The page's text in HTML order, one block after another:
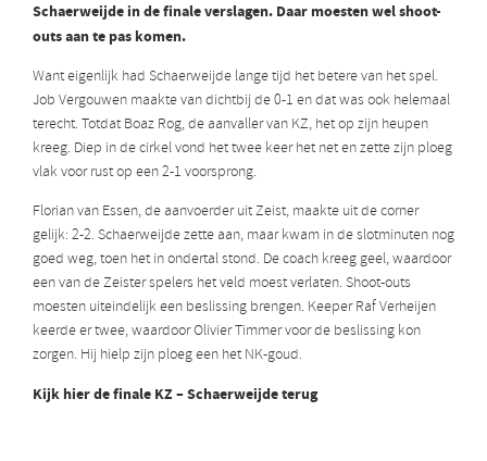
Schaerweijde in de finale verslagen. Daar moesten wel shoot-
outs aan te pas komen.
Want eigenlijk had Schaerweijde lange tijd het betere van het spel.
Job Vergouwen maakte van dichtbij de 0-1 en dat was ook helemaal
terecht. Totdat Boaz Rog, de aanvaller van KZ, het op zijn heupen
kreeg. Diep in de cirkel vond het twee keer het net en zette zijn ploeg
vlak voor rust op een 2-1 voorsprong.
Florian van Essen, de aanvoerder uit Zeist, maakte uit de corner
gelijk: 2-2. Schaerweijde zette aan, maar kwam in de slotminuten nog
goed weg, toen het in ondertal stond. De coach kreeg geel, waardoor
een van de Zeister spelers het veld moest verlaten. Shoot-outs
moesten uiteindelijk een beslissing brengen. Keeper Raf Verheijen
keerde er twee, waardoor Olivier Timmer voor de beslissing kon
zorgen. Hij hielp zijn ploeg een het NK-goud.
Kijk hier de finale KZ – Schaerweijde terug